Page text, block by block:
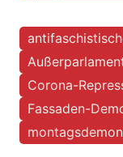
Corona-
Fassaden-